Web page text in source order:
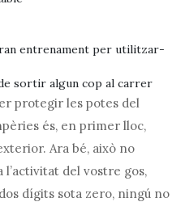
entrenament per utilitzar-
sortir algun cop al carrer
protegir les potes del
és, en primer lloc,
Ara bé, això no
del vostre gos,
dígits sota zero, ningú no